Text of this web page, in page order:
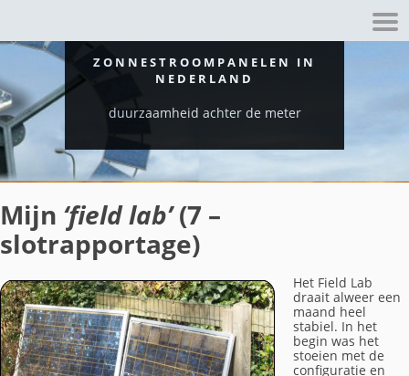
ZONNESTROOMPANELEN IN
NEDERLAND
duurzaamheid achter de meter
Mijn ‘field lab’(7 –
slotrapportage)
Het Field Lab
draait alweer een
maand heel
stabiel. In het
begin was het
stoeien met de
configuratie en